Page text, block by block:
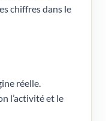
chiffres dans le
réelle.
l’activité et le